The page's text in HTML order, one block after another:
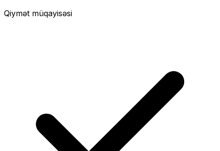
Qiymət müqayisəsi